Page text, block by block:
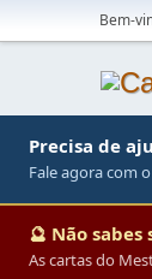
Bem-
Precisa de
Fale agora com
🔮 Não
As cartas do